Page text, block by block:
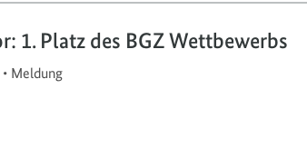
1. Platz des BGZ Wettbewerbs
• Meldung